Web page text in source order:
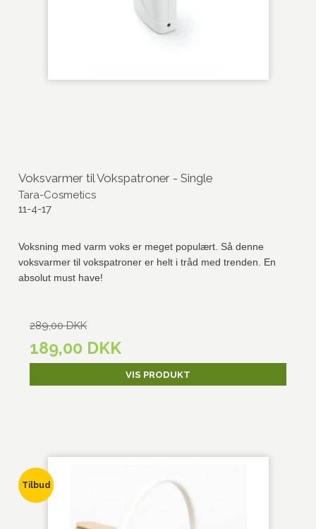
Voksvarmer til Vokspatroner - Single
Tara-Cosmetics
11-4-17
Voksning med varm voks er meget populært. Så denne
voksvarmer til vokspatroner er helt i tråd med trenden. En
absolut must have!
289,00 DKK
189,00 DKK
VIS PRODUKT
Tilbud